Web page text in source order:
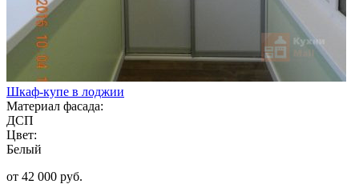
Шкаф-купе в лоджии
Материал фасада:
ДСП
Цвет:
Белый
от 42 000 руб.